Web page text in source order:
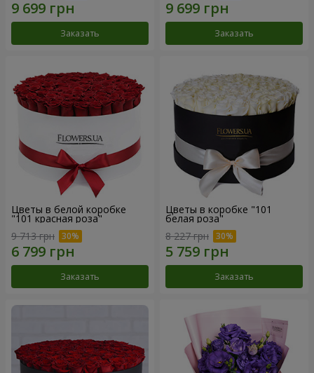
Заказать Заказать
Цветы в белой коробке
"101 красная роза"
9 713 грн
Заказать
Цветы в коробке "101
белая роза"
8 227 грн
Заказать